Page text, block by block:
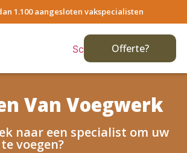
1.100 aangesloten vakspecialisten
Offerte?
Van Voegwerk
naar een specialist om uw
voegen?